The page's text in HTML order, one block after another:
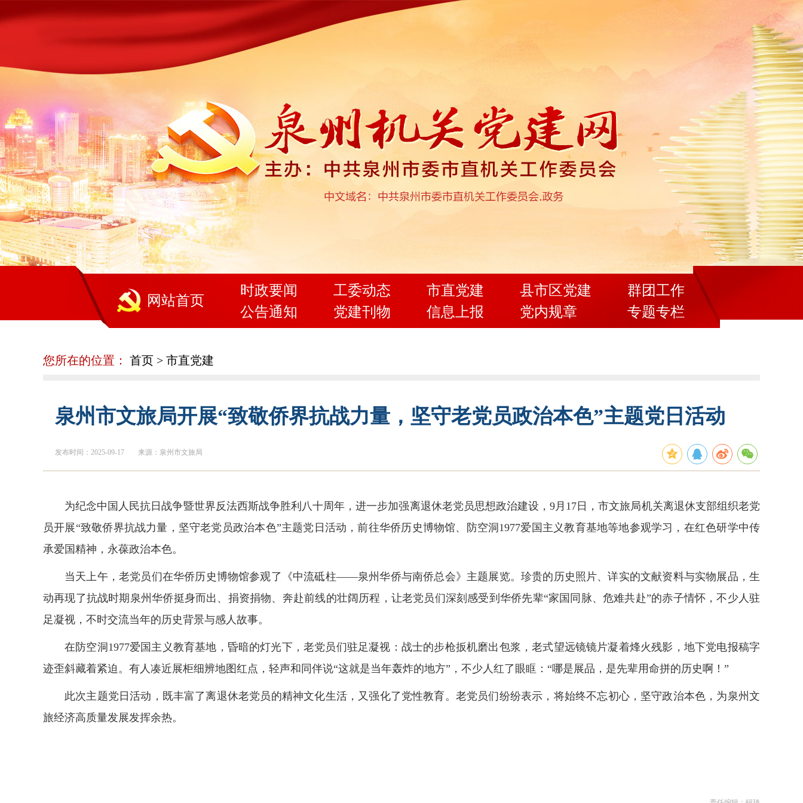
网站首页
时政要闻
公告通知
工委动态
党建刊物
市直党建
信息上报
县市区党建
党内规章
群团工作
专题专栏
您所在的位置： 首页 > 市直党建
泉州市文旅局开展“致敬侨界抗战力量，坚守老党员政治本色”主题党日活动
发布时间：2025-09-17 来源：泉州市文旅局
为纪念中国人民抗日战争暨世界反法西斯战争胜利八十周年，进一步加强离退休老党员思想政治建设，9月17日，市文旅局机关离退休支部组织老党
员开展“致敬侨界抗战力量，坚守老党员政治本色”主题党日活动，前往华侨历史博物馆、防空洞1977爱国主义教育基地等地参观学习，在红色研学中传
承爱国精神，永葆政治本色。
当天上午，老党员们在华侨历史博物馆参观了《中流砥柱——泉州华侨与南侨总会》主题展览。珍贵的历史照片、详实的文献资料与实物展品，生
动再现了抗战时期泉州华侨挺身而出、捐资捐物、奔赴前线的壮阔历程，让老党员们深刻感受到华侨先辈“家国同脉、危难共赴”的赤子情怀，不少人驻
足凝视，不时交流当年的历史背景与感人故事。
在防空洞1977爱国主义教育基地，昏暗的灯光下，老党员们驻足凝视：战士的步枪扳机磨出包浆，老式望远镜镜片凝着烽火残影，地下党电报稿字
迹歪斜藏着紧迫。有人凑近展柜细辨地图红点，轻声和同伴说“这就是当年轰炸的地方”，不少人红了眼眶：“哪是展品，是先辈用命拼的历史啊！”
此次主题党日活动，既丰富了离退休老党员的精神文化生活，又强化了党性教育。老党员们纷纷表示，将始终不忘初心，坚守政治本色，为泉州文
旅经济高质量发展发挥余热。